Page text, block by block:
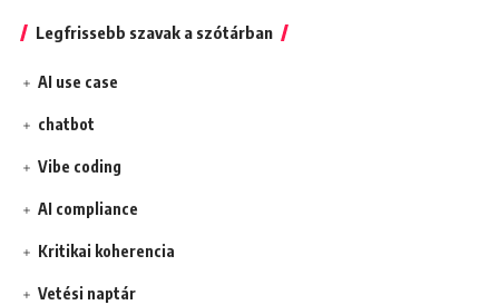
Legfrissebb szavak a szótárban
AI use case
chatbot
Vibe coding
AI compliance
Kritikai koherencia
Vetési naptár